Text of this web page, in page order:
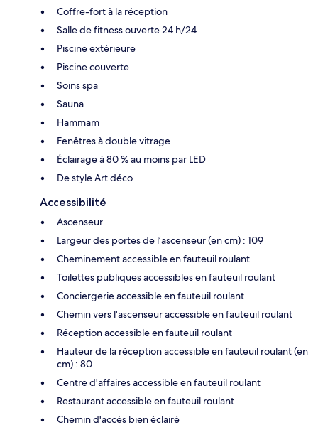
Coffre-fort à la réception
Salle de fitness ouverte 24 h/24
Piscine extérieure
Piscine couverte
Soins spa
Sauna
Hammam
Fenêtres à double vitrage
Éclairage à 80 % au moins par LED
De style Art déco
Accessibilité
Ascenseur
Largeur des portes de l’ascenseur (en cm) : 109
Cheminement accessible en fauteuil roulant
Toilettes publiques accessibles en fauteuil roulant
Conciergerie accessible en fauteuil roulant
Chemin vers l'ascenseur accessible en fauteuil roulant
Réception accessible en fauteuil roulant
Hauteur de la réception accessible en fauteuil roulant (en
cm) : 80
Centre d'affaires accessible en fauteuil roulant
Restaurant accessible en fauteuil roulant
Chemin d'accès bien éclairé